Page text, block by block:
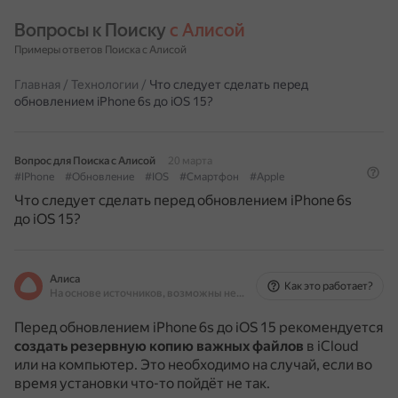
Вопросы к Поиску с Алисой
Примеры ответов Поиска с Алисой
Главная / Технологии / Что следует сделать перед
обновлением iPhone 6s до iOS 15?
Вопрос для Поиска с Алисой
20 марта
#IPhone
#Обновление #IOS #Смартфон #Apple
Что следует сделать перед обновлением iPhone 6s
до iOS 15?
Алиса
На основе источников, возможны неточности
Как это работает?
Перед обновлением iPhone 6s до iOS 15 рекомендуется
создать резервную копию важных файлов в iCloud
или на компьютер. Это необходимо на случай, если во
время установки что-то пойдёт не так.